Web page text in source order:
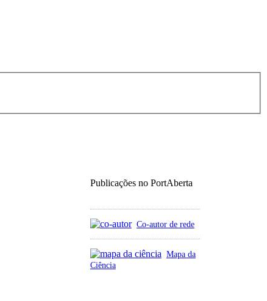
Publicações no PortAberta
Co-autor de rede
Mapa da
Ciência